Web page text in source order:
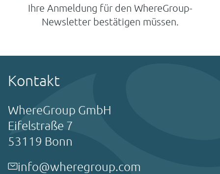
Ihre Anmeldung für den WhereGroup-
Newsletter bestätigen müssen.
Kontakt
WhereGroup GmbH
Eifelstraße 7
53119 Bonn
info@wheregroup.com